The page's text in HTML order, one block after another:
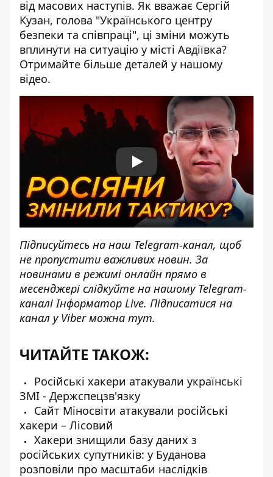
від масових наступів. Як вважає Сергій
Кузан, голова "Українського центру
безпеки та співпраці", ці зміни можуть
вплинути на ситуацію у місті Авдіївка?
Отримайте більше деталей у нашому
відео.
Play
Підписуйтесь на наш Telegram-канал, щоб
не пропустити важливих новин. За
новинами в режимі онлайн прямо в
месенджері слідкуйте на нашому Telegram-
каналіІнформатор Live. Підписатися на
канал у Viber можна тут.
ЧИТАЙТЕ ТАКОЖ:
Російські хакери атакували українські
ЗМІ - Держспецзв'язку
Сайт Міносвіти атакували російські
хакери – Лісовий
Хакери знищили базу даних з
російських супутників: у Буданова
розповіли про масштаби наслідків